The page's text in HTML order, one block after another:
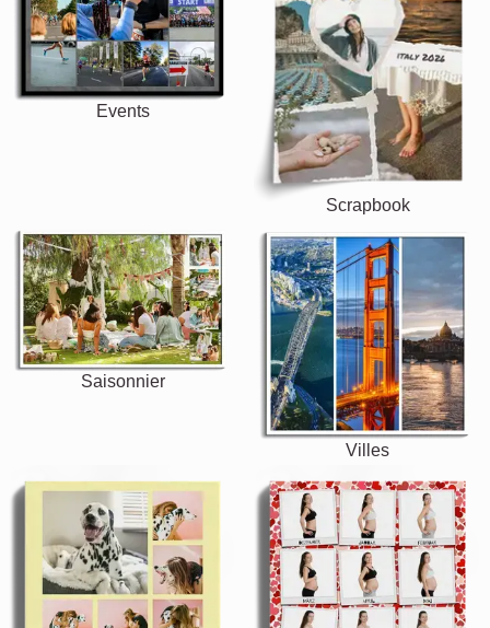
Events
Scrapbook
Saisonnier
Villes